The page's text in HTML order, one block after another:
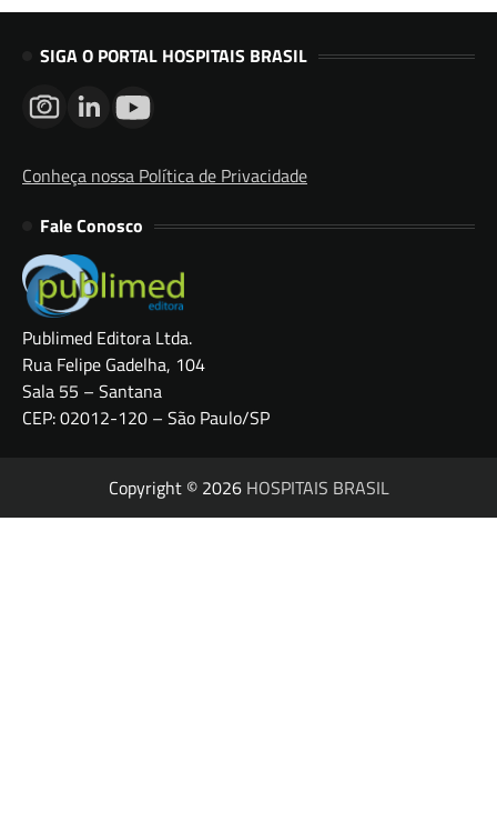
SIGA O PORTAL HOSPITAIS BRASIL
Conheça nossa Política de Privacidade
Fale Conosco
Publimed Editora Ltda.
Rua Felipe Gadelha, 104
Sala 55 – Santana
CEP: 02012-120 – São Paulo/SP
Copyright © 2026 HOSPITAIS BRASIL